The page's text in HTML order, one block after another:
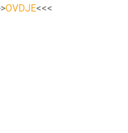
OVDJE<<<